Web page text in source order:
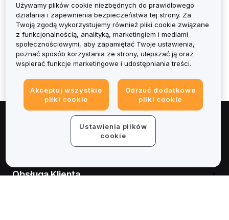
Zrozumienie różnicy między zamówieniami kupców, a
zleceniami twórców rynku
Zlecenie Post-Only
Zlecenie Trailing Stop (Handel Spot i Spot Margin)
Wprowadzenie do strategii TWAP
Obsługa Klienta
Używamy plików cookie niezbędnych do prawidłowego
działania i zapewnienia bezpieczeństwa tej strony. Za
Twoją zgodą wykorzystujemy również pliki cookie związane
z funkcjonalnością, analityką, marketingiem i mediami
społecznościowymi, aby zapamiętać Twoje ustawienia,
poznać sposób korzystania ze strony, ulepszać ją oraz
wspierać funkcje marketingowe i udostępniania treści.
Akceptuj wszystkie
pliki cookie
Odrzuć dodatkowe
pliki cookie
Ustawienia plików
cookie